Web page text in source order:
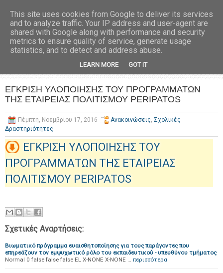
ΕΓΚΡΙΣΗ ΥΛΟΠΟΙΗΣΗΣ ΤΟΥ ΠΡΟΓΡΑΜΜΑΤΩΝ
ΤΗΣ ΕΤΑΙΡΕΙΑΣ ΠΟΛΙΤΙΣΜΟΥ PERIPATOS
Πέμπτη, Νοεμβρίου 17, 2016 Ανακοινώσεις, Σχολικές
Δραστηριότητες
ΕΓΚΡΙΣΗ ΥΛΟΠΟΙΗΣΗΣ ΤΟΥ
ΠΡΟΓΡΑΜΜΑΤΩΝ ΤΗΣ ΕΤΑΙΡΕΙΑΣ
ΠΟΛΙΤΙΣΜΟΥ PERIPATOS
Σχετικές Αναρτήσεις:
Βιωματικό πρόγραμμα ευαισθητοποίησης για τους παράγοντες που
επηρεάζουν τον εμψυχωτικό ρόλο του εκπαιδευτικού - υπευθύνου τμήματος
Normal 0 false false false EL X-NONE X-NONE … περισσότερα
This site uses cookies from Google to deliver its services
and to analyze traffic. Your IP address and user-agent are
shared with Google along with performance and security
metrics to ensure quality of service, generate usage
statistics, and to detect and address abuse.
LEARN MORE GOT IT